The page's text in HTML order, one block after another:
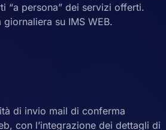
“a persona” dei servizi offerti.
su IMS WEB.
di invio mail di conferma
con l’integrazione dei dettagli di